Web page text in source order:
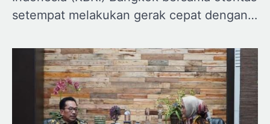
setempat melakukan gerak cepat dengan…